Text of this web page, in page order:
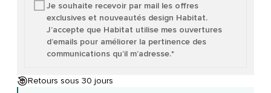
Je souhaite recevoir par mail les offres
exclusives et nouveautés design Habitat.
J’accepte que Habitat utilise mes ouvertures
d’emails pour améliorer la pertinence des
communications qu’il m’adresse.*
Retours sous 30 jours